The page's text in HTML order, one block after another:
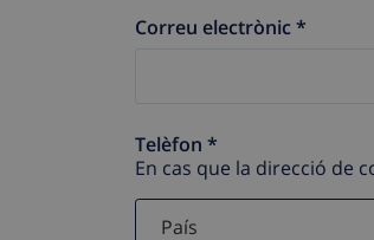
Correu electrònic *
Telèfon *
En cas que la direcció de